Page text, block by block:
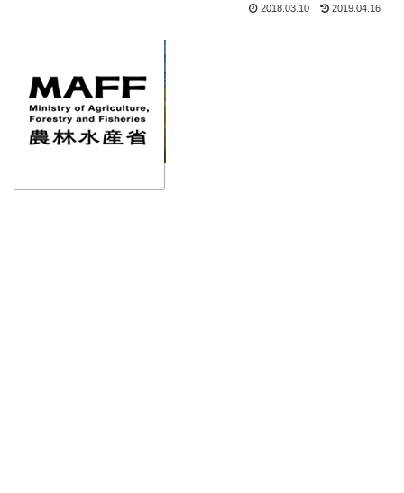
2018.03.10 2019.04.16